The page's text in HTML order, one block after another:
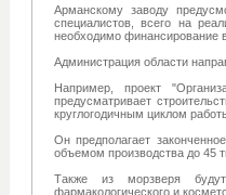
Арманскому заводу
специалистов, всего на
необходимо финансирование
Администрация области
Например, проект
предусматривает
круглогодичным циклом
Он предполагает
объемом производства до 45
Также из морзверя будут
фармакологического и